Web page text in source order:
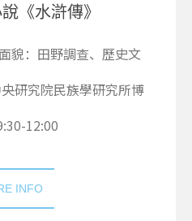
《水滸傳》
貌：田野調查、歷史文
研究院民族學研究所博
12:00
INFO